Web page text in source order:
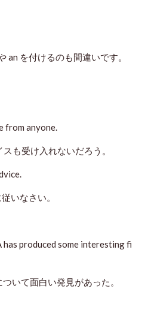
を付けるのも間違いです。
from anyone.
受け入れないだろう。
いなさい。
produced some interesting fi
て面白い発見があった。